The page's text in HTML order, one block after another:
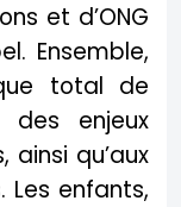
et d’ONG
Ensemble,
total de
des enjeux
qu’aux
Les enfants,